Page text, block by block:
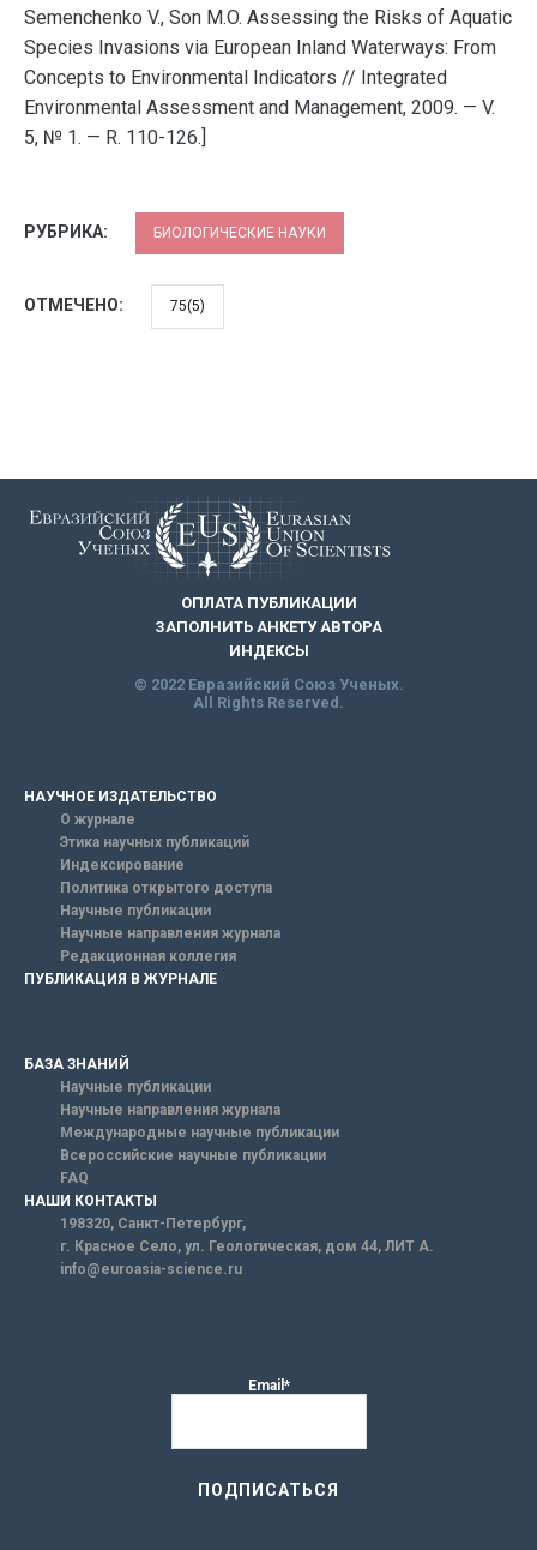
РУБРИКА: БИОЛОГИЧЕСКИЕ НАУКИ
ОТМЕЧЕНО: 75(5)
ОПЛАТА ПУБЛИКАЦИИ
ЗАПОЛНИТЬ АНКЕТУ АВТОРА
ИНДЕКСЫ
© 2022 Евразийский Союз Ученых.
All Rights Reserved.
НАУЧНОЕ ИЗДАТЕЛЬСТВО
О журнале
Этика научных публикаций
Индексирование
Политика открытого доступа
Научные публикации
Научные направления журнала
Редакционная коллегия
ПУБЛИКАЦИЯ В ЖУРНАЛЕ
БАЗА ЗНАНИЙ
Научные публикации
Научные направления журнала
Международные научные публикации
Всероссийские научные публикации
FAQ
НАШИ КОНТАКТЫ
198320, Санкт-Петербург,
г. Красное Село, ул. Геологическая, дом 44, ЛИТ А.
info@euroasia-science.ru
Email*